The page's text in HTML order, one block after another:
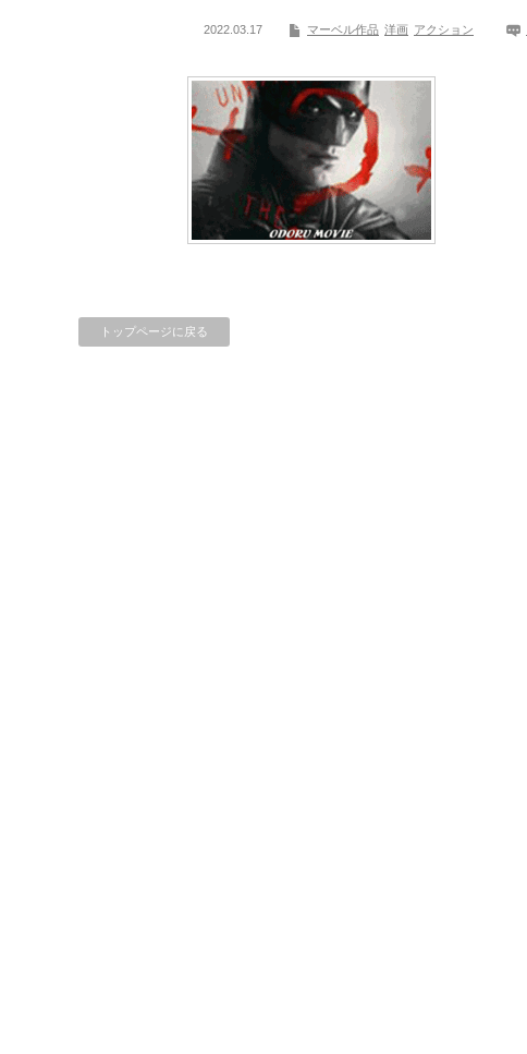
2022.03.17 マーベル作品 洋画 アクション
トップページに戻る